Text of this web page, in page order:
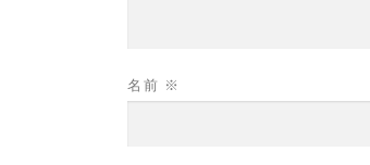
名前 ※